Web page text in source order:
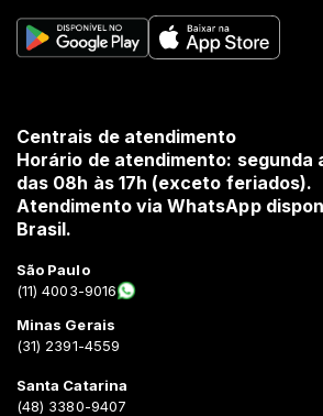
Centrais de atendimento
Horário de atendimento: segunda
das 08h às 17h (exceto feriados).
Atendimento via WhatsApp
Brasil.
São Paulo
(11) 4003-9016
Minas Gerais
(31) 2391-4559
Santa Catarina
(48) 3380-9407